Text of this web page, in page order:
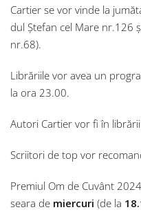
Cartier se vor vinde la
dul Ștefan cel Mare nr.126
nr.68).
Librăriile vor avea un
la ora 23.00.
Autori Cartier vor fi în
Scriitori de top vor
Premiul Om de Cuvânt
seara de miercuri (de la